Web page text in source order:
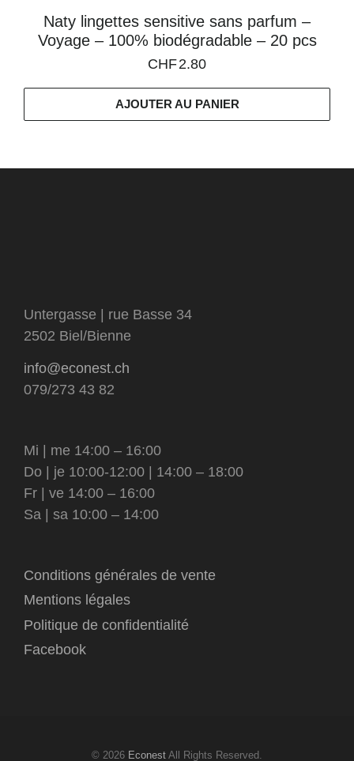
Naty lingettes sensitive sans parfum –
Voyage – 100% biodégradable – 20 pcs
CHF2.80
AJOUTER AU PANIER
Untergasse | rue Basse 34
2502 Biel/Bienne
info@econest.ch
079/273 43 82
Mi | me 14:00 – 16:00
Do | je 10:00-12:00 | 14:00 – 18:00
Fr | ve 14:00 – 16:00
Sa | sa 10:00 – 14:00
Conditions générales de vente
Mentions légales
Politique de confidentialité
Facebook
© 2026 Econest All Rights Reserved.